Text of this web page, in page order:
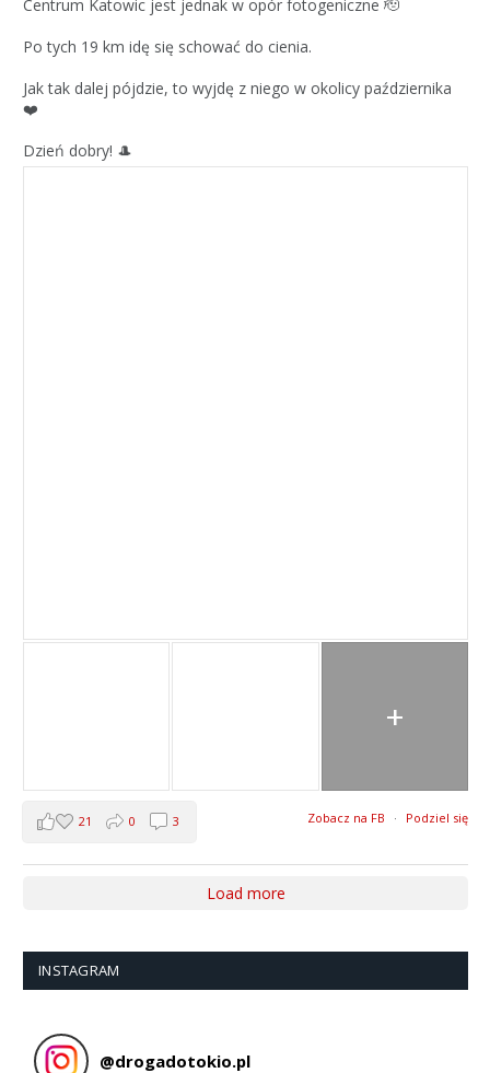
Centrum Katowic jest jednak w opór fotogeniczne 🫡
Po tych 19 km idę się schować do cienia.
Jak tak dalej pójdzie, to wyjdę z niego w okolicy października
❤️
Dzień dobry! 🎩
+
Zobacz na FB · Podziel się
21 0 3
Load more
INSTAGRAM
@drogadotokio.pl